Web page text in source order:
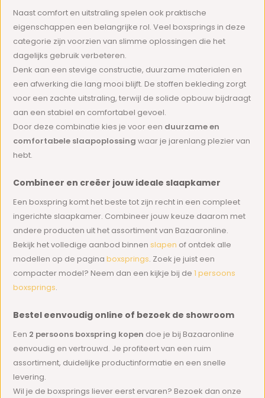
Naast comfort en uitstraling spelen ook praktische
eigenschappen een belangrijke rol. Veel boxsprings in deze
categorie zijn voorzien van slimme oplossingen die het
dagelijks gebruik verbeteren.
Denk aan een stevige constructie, duurzame materialen en
een afwerking die lang mooi blijft. De stoffen bekleding zorgt
voor een zachte uitstraling, terwijl de solide opbouw bijdraagt
aan een stabiel en comfortabel gevoel.
Door deze combinatie kies je voor een duurzame en
comfortabele slaapoplossing waar je jarenlang plezier van
hebt.
Combineer en creëer jouw ideale slaapkamer
Een boxspring komt het beste tot zijn recht in een compleet
ingerichte slaapkamer. Combineer jouw keuze daarom met
andere producten uit het assortiment van Bazaaronline.
Bekijk het volledige aanbod binnenslapen of ontdek alle
modellen op de paginaboxsprings. Zoek je juist een
compacter model? Neem dan een kijkje bij de1 persoons
boxsprings.
Bestel eenvoudig online of bezoek de showroom
Een 2 persoons boxspring kopen doe je bij Bazaaronline
eenvoudig en vertrouwd. Je profiteert van een ruim
assortiment, duidelijke productinformatie en een snelle
levering.
Wil je de boxsprings liever eerst ervaren? Bezoek dan onze